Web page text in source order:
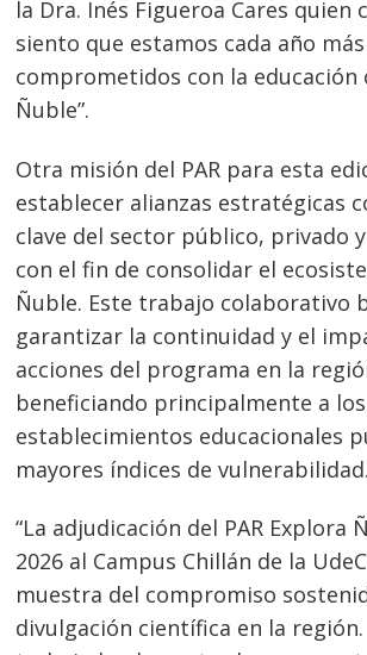
la Dra. Inés Figueroa Cares quien
siento que estamos cada año más
comprometidos con la educación
Ñuble”.
Otra misión del PAR para esta
establecer alianzas estratégicas
clave del sector público, privado
con el fin de consolidar el
Ñuble. Este trabajo colaborativo
garantizar la continuidad y el
acciones del programa en la
beneficiando principalmente a los
establecimientos educacionales
mayores índices de vulnerabilidad.
“La adjudicación del PAR Explora
2026 al Campus Chillán de la
muestra del compromiso
divulgación científica en la
Navegación
de
entradas